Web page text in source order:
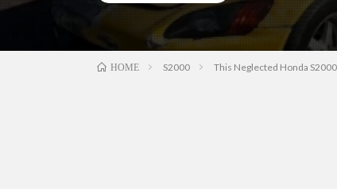
HOME S2000 This Neglected Honda